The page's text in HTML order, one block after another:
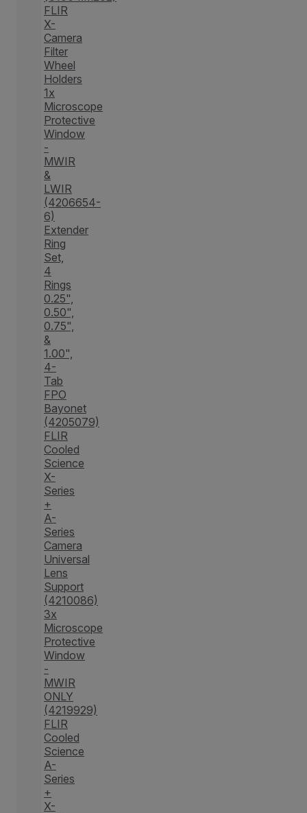
FLIR
X-
Camera
Filter
Wheel
Holders
1x
Microscope
Protective
Window
-
MWIR
&
LWIR
(4206654-
6)
Extender
Ring
Set,
4
Rings
0.25",
0.50",
0.75",
&
1.00",
4-
Tab
FPO
Bayonet
(4205079)
FLIR
Cooled
Science
X-
Series
+
A-
Series
Camera
Universal
Lens
Support
(4210086)
3x
Microscope
Protective
Window
-
MWIR
ONLY
(4219929)
FLIR
Cooled
Science
A-
Series
+
X-